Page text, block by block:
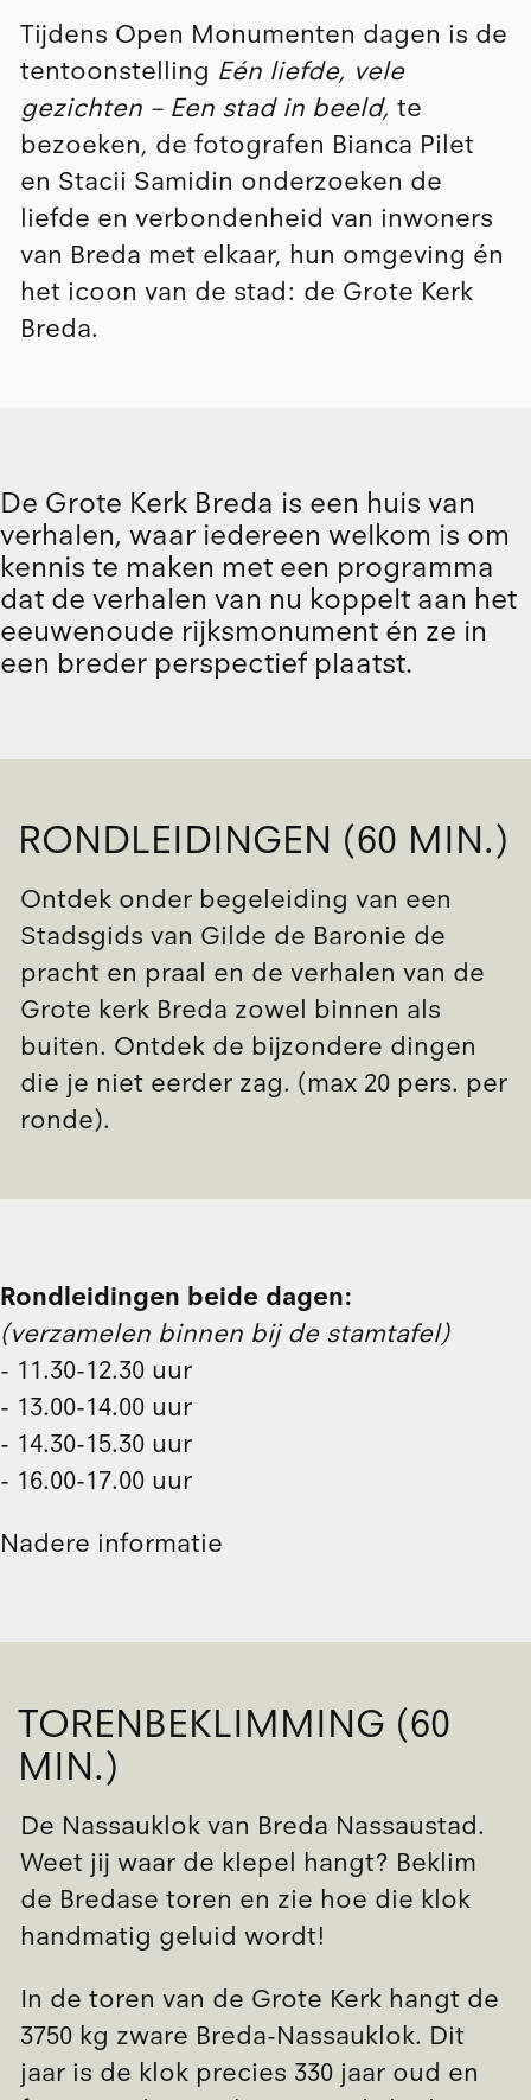
Tijdens Open Monumenten dagen is de
tentoonstelling Eén liefde, vele
gezichten – Een stad in beeld, te
bezoeken, de fotografen Bianca Pilet
en Stacii Samidin onderzoeken de
liefde en verbondenheid van inwoners
van Breda met elkaar, hun omgeving én
het icoon van de stad: de Grote Kerk
Breda.
De Grote Kerk Breda is een huis van
verhalen, waar iedereen welkom is om
kennis te maken met een programma
dat de verhalen van nu koppelt aan het
eeuwenoude rijksmonument én ze in
een breder perspectief plaatst.
RONDLEIDINGEN (60 MIN.)
Ontdek onder begeleiding van een
Stadsgids van Gilde de Baronie de
pracht en praal en de verhalen van de
Grote kerk Breda zowel binnen als
buiten. Ontdek de bijzondere dingen
die je niet eerder zag. (max 20 pers. per
ronde).
Rondleidingen beide dagen:
(verzamelen binnen bij de stamtafel)
- 11.30-12.30 uur
- 13.00-14.00 uur
- 14.30-15.30 uur
- 16.00-17.00 uur
Nadere informatie
TORENBEKLIMMING (60
MIN.)
De Nassauklok van Breda Nassaustad.
Weet jij waar de klepel hangt? Beklim
de Bredase toren en zie hoe die klok
handmatig geluid wordt!
In de toren van de Grote Kerk hangt de
3750 kg zware Breda-Nassauklok. Dit
jaar is de klok precies 330 jaar oud en